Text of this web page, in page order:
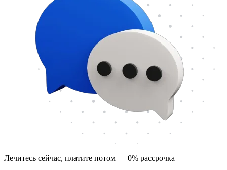
Лечитесь сейчас, платите потом — 0% рассрочка